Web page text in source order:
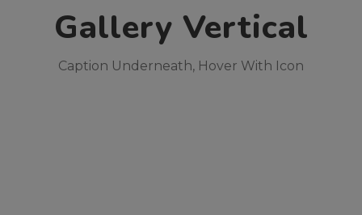
Gallery Vertical
Caption Underneath, Hover With Icon